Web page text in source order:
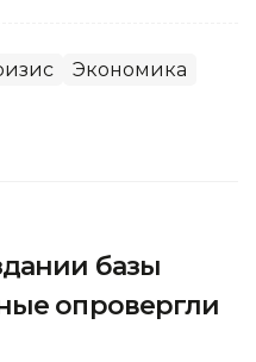
Экономика
базы
опровергли